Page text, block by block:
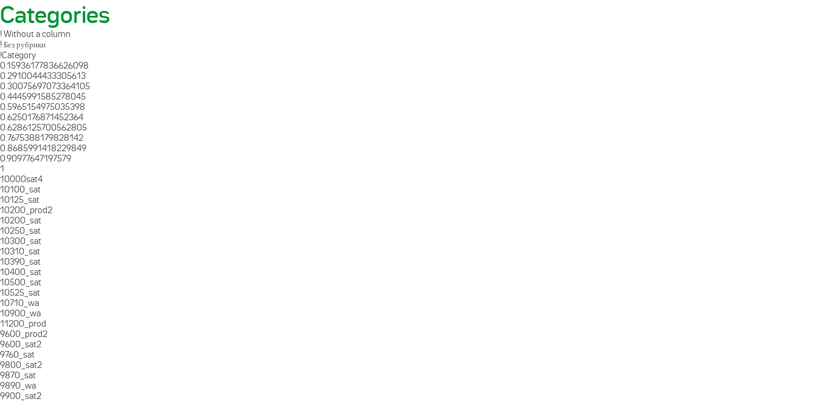
Categories
! Without a column
! Без рубрики
!Category
0.15936177836626098
0.2910044433305613
0.30075697073364105
0.4445991585278045
0.5965154975035398
0.6250176871452364
0.6286125700562805
0.7675388179828142
0.8685991418229849
0.90977647197579
1
10000sat4
10100_sat
10125_sat
10200_prod2
10200_sat
10250_sat
10300_sat
10310_sat
10390_sat
10400_sat
10500_sat
10525_sat
10710_wa
10900_wa
11200_prod
9600_prod2
9600_sat2
9760_sat
9800_sat2
9870_sat
9890_wa
9900_sat2